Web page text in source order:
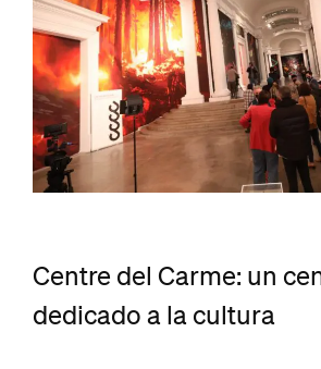
Centre del Carme: un
dedicado a la cultura